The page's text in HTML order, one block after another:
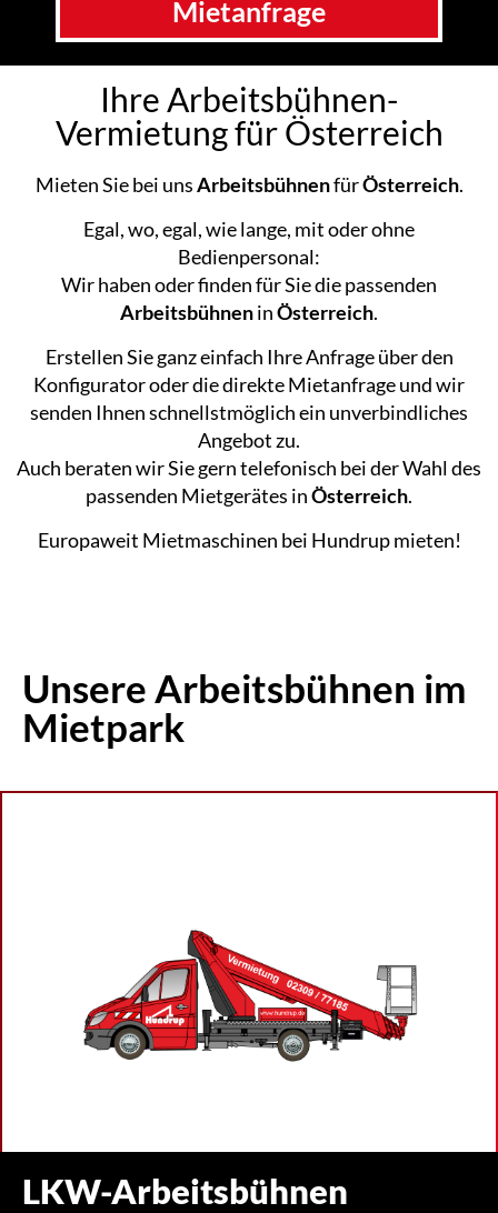
Ihre Arbeitsbühnen-
Vermietung für Österreich
Mieten Sie bei unsArbeitsbühnenfürÖsterreich.
Egal, wo, egal, wie lange, mit oder ohne
Bedienpersonal:
Wir haben oder finden für Sie die passenden
ArbeitsbühneninÖsterreich.
Erstellen Sie ganz einfach Ihre Anfrage über den
Konfigurator oder die direkte Mietanfrage und wir
senden Ihnen schnellstmöglich ein unverbindliches
Angebot zu.
Auch beraten wir Sie gern telefonisch bei der Wahl des
passenden Mietgerätes inÖsterreich.
Europaweit Mietmaschinen bei Hundrup mieten!
Mietanfrage
Unsere Arbeitsbühnen im
Mietpark
LKW-Arbeitsbühnen